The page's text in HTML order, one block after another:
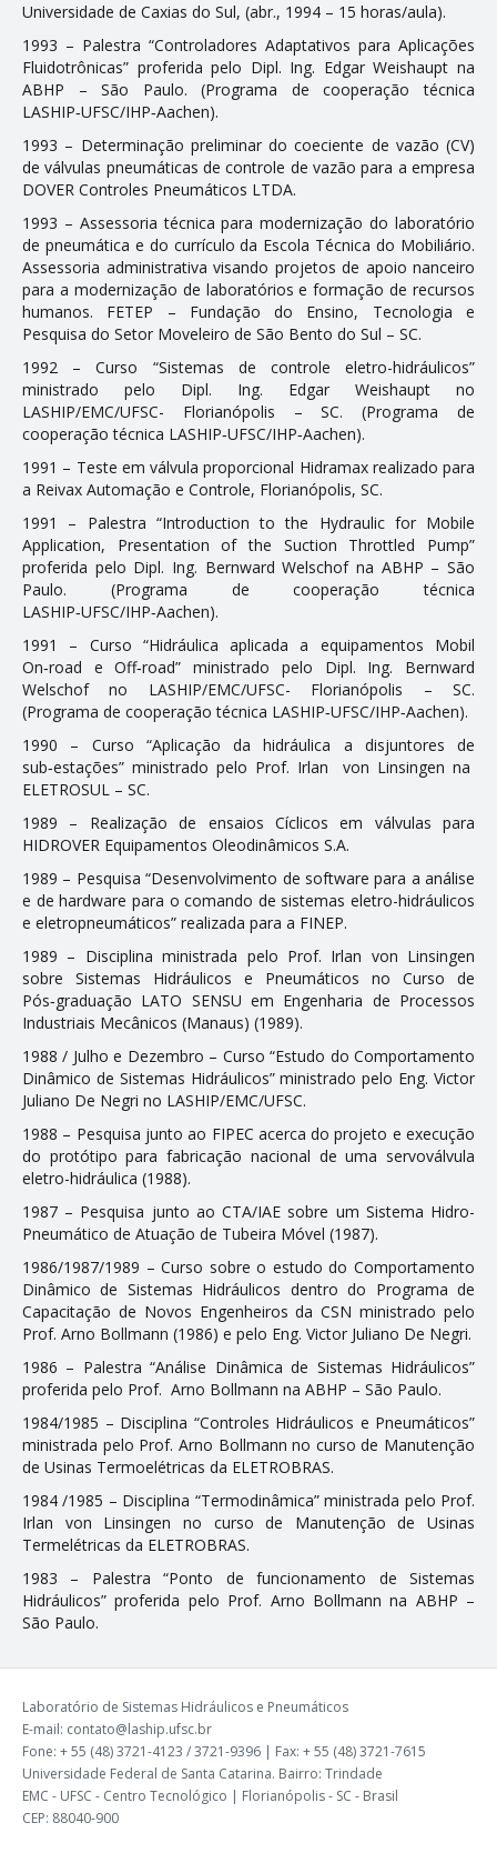
Universidade de Caxias do Sul, (abr., 1994 – 15 horas/aula).
1993 – Palestra “Controladores Adaptativos para Aplicações
Fluidotrônicas” proferida pelo Dipl. Ing. Edgar Weishaupt na
ABHP – São Paulo. (Programa de cooperação técnica
LASHIP‑UFSC/IHP‑Aachen).
1993 – Determinação preliminar do coeficiente de vazão (CV)
de válvulas pneumáticas de controle de vazão para a empresa
DOVER Controles Pneumáticos LTDA.
1993 – Assessoria técnica para modernização do laboratório
de pneumática e do currículo da Escola Técnica do Mobiliário.
Assessoria administrativa visando projetos de apoio financeiro
para a modernização de laboratórios e formação de recursos
humanos. FETEP – Fundação do Ensino, Tecnologia e
Pesquisa do Setor Moveleiro de São Bento do Sul – SC.
1992 – Curso “Sistemas de controle eletro-hidráulicos”
ministrado pelo Dipl. Ing. Edgar Weishaupt no
LASHIP/EMC/UFSC- Florianópolis – SC. (Programa de
cooperação técnica LASHIP‑UFSC/IHP‑Aachen).
1991 – Teste em válvula proporcional Hidramax realizado para
a Reivax Automação e Controle, Florianópolis, SC.
1991 – Palestra “Introduction to the Hydraulic for Mobile
Application, Presentation of the Suction Throttled Pump”
proferida pelo Dipl. Ing. Bernward Welschof na ABHP – São
Paulo. (Programa de cooperação técnica
LASHIP‑UFSC/IHP‑Aachen).
1991 – Curso “Hidráulica aplicada a equipamentos Mobil
On‑road e Off‑road” ministrado pelo Dipl. Ing. Bernward
Welschof no LASHIP/EMC/UFSC- Florianópolis – SC.
(Programa de cooperação técnica LASHIP‑UFSC/IHP‑Aachen).
1990 – Curso “Aplicação da hidráulica a disjuntores de
sub‑estações” ministrado pelo Prof. Irlan von Linsingen na
ELETROSUL – SC.
1989 – Realização de ensaios Cíclicos em válvulas para
HIDROVER Equipamentos Oleodinâmicos S.A.
1989 – Pesquisa “Desenvolvimento de software para a análise
e de hardware para o comando de sistemas eletro-hidráulicos
e eletropneumáticos” realizada para a FINEP.
1989 – Disciplina ministrada pelo Prof. Irlan von Linsingen
sobre Sistemas Hidráulicos e Pneumáticos no Curso de
Pós‑graduação LATO SENSU em Engenharia de Processos
Industriais Mecânicos (Manaus) (1989).
1988 / Julho e Dezembro – Curso “Estudo do Comportamento
Dinâmico de Sistemas Hidráulicos” ministrado pelo Eng. Victor
Juliano De Negri no LASHIP/EMC/UFSC.
1988 – Pesquisa junto ao FIPEC acerca do projeto e execução
do protótipo para fabricação nacional de uma servoválvula
eletro-hidráulica (1988).
1987 – Pesquisa junto ao CTA/IAE sobre um Sistema Hidro-
Pneumático de Atuação de Tubeira Móvel (1987).
1986/1987/1989 – Curso sobre o estudo do Comportamento
Dinâmico de Sistemas Hidráulicos dentro do Programa de
Capacitação de Novos Engenheiros da CSN ministrado pelo
Prof. Arno Bollmann (1986) e pelo Eng. Victor Juliano De Negri.
1986 – Palestra “Análise Dinâmica de Sistemas Hidráulicos”
proferida pelo Prof. Arno Bollmann na ABHP – São Paulo.
1984/1985 – Disciplina “Controles Hidráulicos e Pneumáticos”
ministrada pelo Prof. Arno Bollmann no curso de Manutenção
de Usinas Termoelétricas da ELETROBRAS.
1984 /1985 – Disciplina “Termodinâmica” ministrada pelo Prof.
Irlan von Linsingen no curso de Manutenção de Usinas
Termelétricas da ELETROBRAS.
1983 – Palestra “Ponto de funcionamento de Sistemas
Hidráulicos” proferida pelo Prof. Arno Bollmann na ABHP –
São Paulo.
Laboratório de Sistemas Hidráulicos e Pneumáticos
E-mail: contato@laship.ufsc.br
Fone: + 55 (48) 3721-4123 / 3721-9396 | Fax: + 55 (48) 3721-7615
Universidade Federal de Santa Catarina. Bairro: Trindade
EMC - UFSC - Centro Tecnológico | Florianópolis - SC - Brasil
CEP: 88040-900